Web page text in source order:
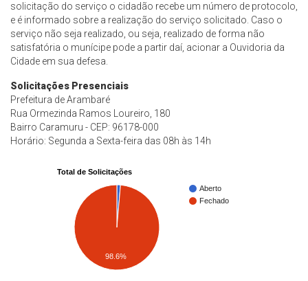
solicitação do serviço o cidadão recebe um número de protocolo,
e é informado sobre a realização do serviço solicitado. Caso o
serviço não seja realizado, ou seja, realizado de forma não
satisfatória o munícipe pode a partir daí, acionar a Ouvidoria da
Cidade em sua defesa.
Solicitações Presenciais
Prefeitura de Arambaré
Rua Ormezinda Ramos Loureiro, 180
Bairro Caramuru - CEP: 96178-000
Horário: Segunda a Sexta-feira das 08h às 14h
Total de Solicitações
Aberto
Fechado
98.6%